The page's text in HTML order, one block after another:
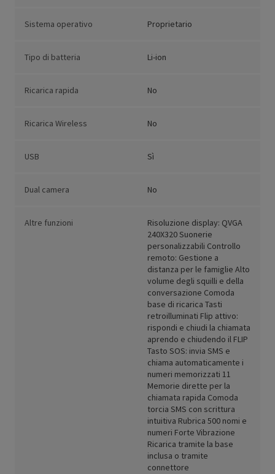
Sistema operativo Proprietario
Tipo di batteria Li-ion
Ricarica rapida No
Ricarica Wireless No
USB Sì
Dual camera No
Altre funzioni
Risoluzione display: QVGA
240X320 Suonerie
personalizzabili Controllo
remoto: Gestione a
distanza per le famiglie Alto
volume degli squilli e della
conversazione Comoda
base di ricarica Tasti
retroilluminati Flip attivo:
rispondi e chiudi la chiamata
aprendo e chiudendo il FLIP
Tasto SOS: invia SMS e
chiama automaticamente i
numeri memorizzati 11
Memorie dirette per la
chiamata rapida Comoda
torcia SMS con scrittura
intuitiva Rubrica 500 nomi e
numeri Forte Vibrazione
Ricarica tramite la base
inclusa o tramite
connettore